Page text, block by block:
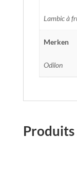
Lambic à
Merken
Odilon